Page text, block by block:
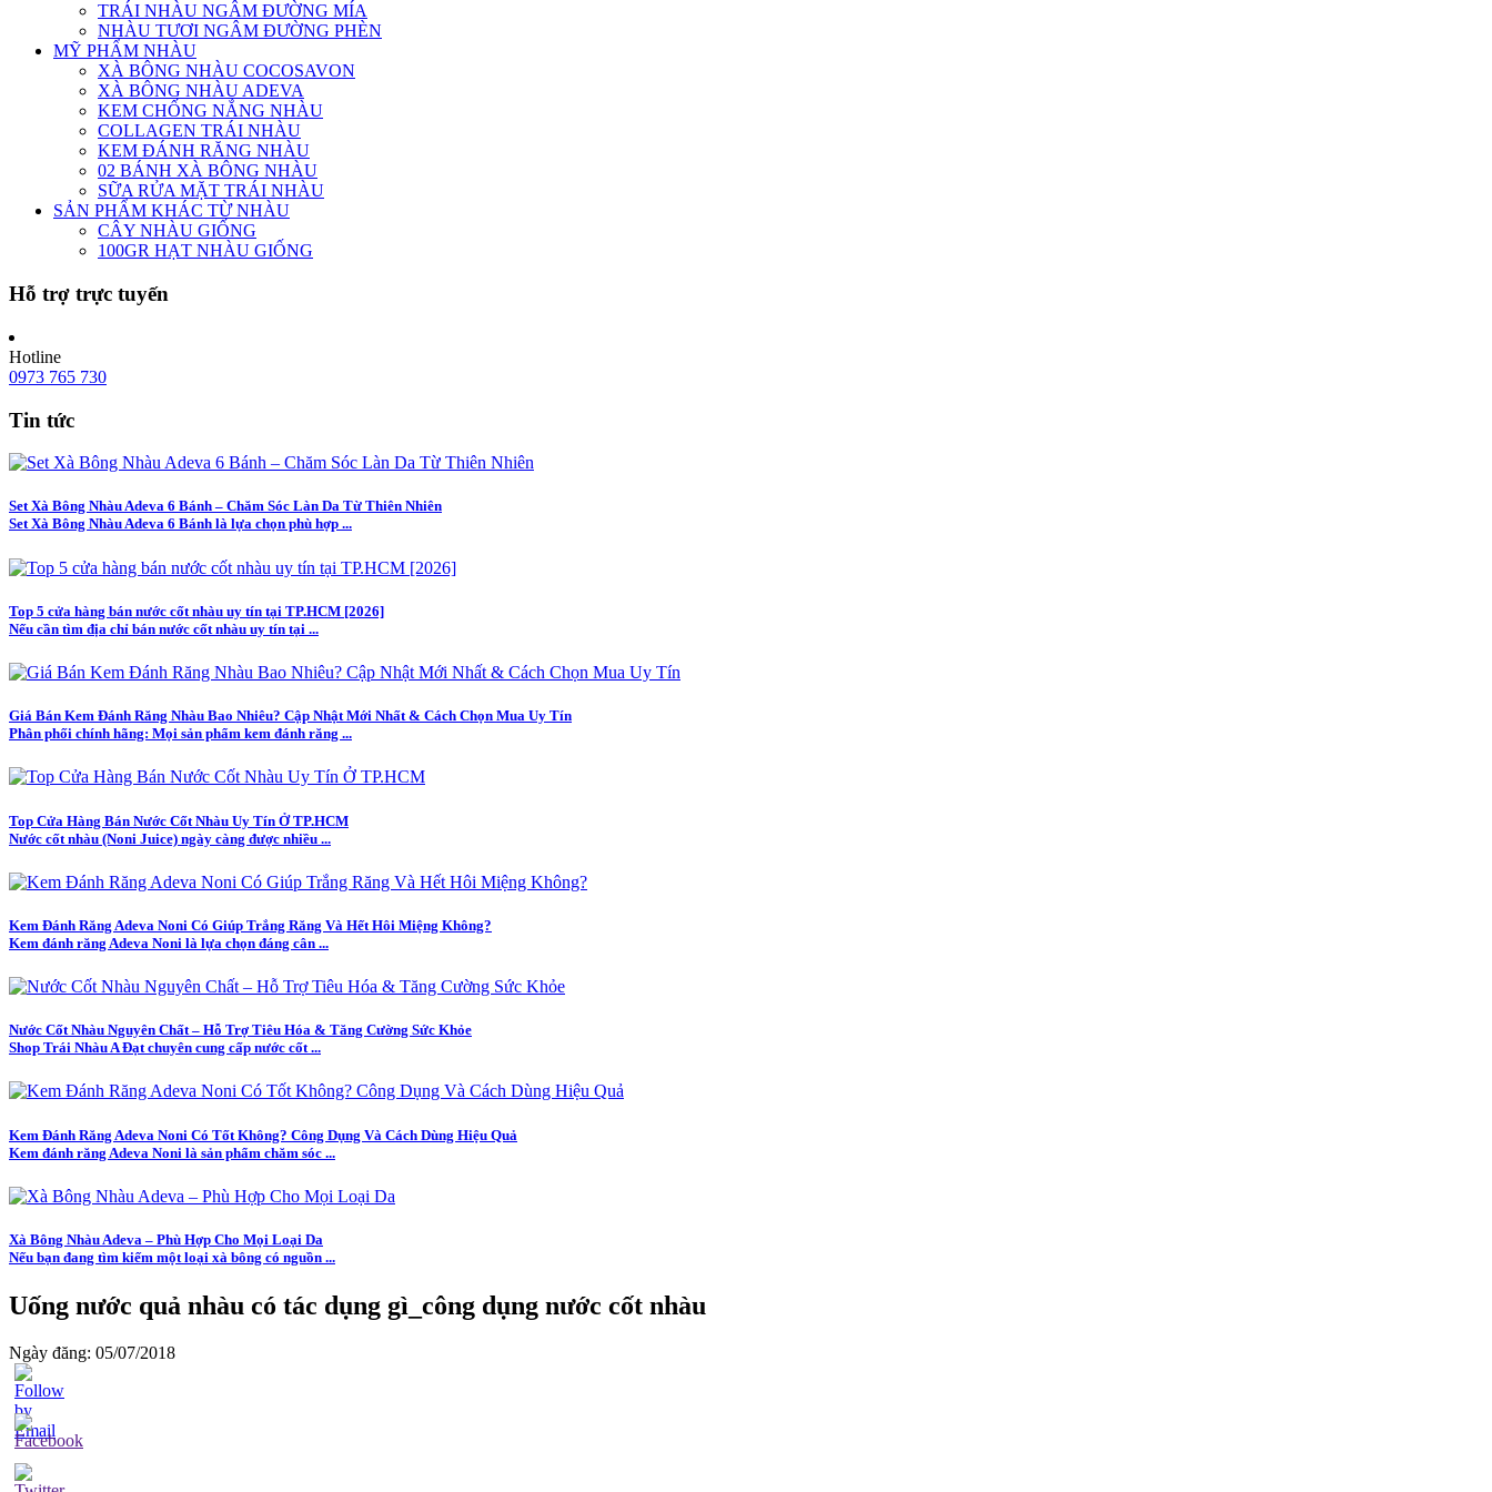
TRÁI NHÀU NGÂM ĐƯỜNG MÍA
NHÀU TƯƠI NGÂM ĐƯỜNG PHÈN
MỸ PHẨM NHÀU
XÀ BÔNG NHÀU COCOSAVON
XÀ BÔNG NHÀU ADEVA
KEM CHỐNG NẮNG NHÀU
COLLAGEN TRÁI NHÀU
KEM ĐÁNH RĂNG NHÀU
02 BÁNH XÀ BÔNG NHÀU
SỮA RỬA MẶT TRÁI NHÀU
SẢN PHẨM KHÁC TỪ NHÀU
CÂY NHÀU GIỐNG
100GR HẠT NHÀU GIỐNG
Hỗ trợ trực tuyến
Hotline
0973 765 730
Tin tức
Set Xà Bông Nhàu Adeva 6 Bánh – Chăm Sóc Làn Da Từ Thiên Nhiên
Set Xà Bông Nhàu Adeva 6 Bánh là lựa chọn phù hợp ...
Top 5 cửa hàng bán nước cốt nhàu uy tín tại TP.HCM [2026]
Nếu cần tìm địa chỉ bán nước cốt nhàu uy tín tại ...
Giá Bán Kem Đánh Răng Nhàu Bao Nhiêu? Cập Nhật Mới Nhất & Cách Chọn Mua Uy Tín
Phân phối chính hãng: Mọi sản phẩm kem đánh răng ...
Top Cửa Hàng Bán Nước Cốt Nhàu Uy Tín Ở TP.HCM
Nước cốt nhàu (Noni Juice) ngày càng được nhiều ...
Kem Đánh Răng Adeva Noni Có Giúp Trắng Răng Và Hết Hôi Miệng Không?
Kem đánh răng Adeva Noni là lựa chọn đáng cân ...
Nước Cốt Nhàu Nguyên Chất – Hỗ Trợ Tiêu Hóa & Tăng Cường Sức Khỏe
Shop Trái Nhàu A Đạt chuyên cung cấp nước cốt ...
Kem Đánh Răng Adeva Noni Có Tốt Không? Công Dụng Và Cách Dùng Hiệu Quả
Kem đánh răng Adeva Noni là sản phẩm chăm sóc ...
Xà Bông Nhàu Adeva – Phù Hợp Cho Mọi Loại Da
Nếu bạn đang tìm kiếm một loại xà bông có nguồn ...
Uống nước quả nhàu có tác dụng gì_công dụng nước cốt nhàu
Ngày đăng: 05/07/2018